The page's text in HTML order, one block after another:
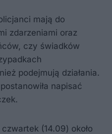
mają do
zdarzeniami oraz
czy świadków
podejmują działania.
napisać
(14.09) około